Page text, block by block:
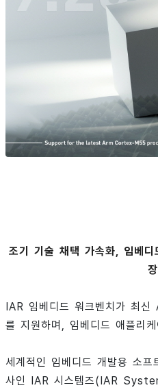
조기 기술 채택 가속화, 임베
장
IAR 임베디드 워크벤치가 최
를 지원하며, 임베디드 애플리
세계적인 임베디드 개발용 소
사인 IAR 시스템즈(IAR